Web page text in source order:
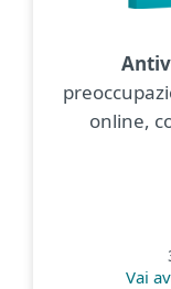
online,
Vai